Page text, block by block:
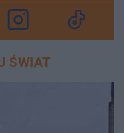
ŚWIAT